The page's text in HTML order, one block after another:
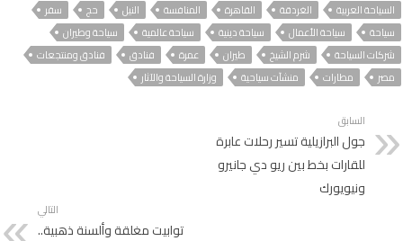
السياحة العربية
الغردقة القاهرة المنافسة النيل حج
سفر
سياحة
سياحة الأعمال سياحة دينية سياحة عالمية
سياحة وطيران
شركات السياحة
شرم الشيخ طيران عمرة فنادق
فنادق ومنتجعات
مصر
مطارات منشآت سياحية وزارة السياحة والآثار
السابق
جول البرازيلية تسير رحلات عابرة
للقارات بخط بين ريو دي جانيرو
ونيويورك
التالي
توابيت مغلقة وألسنة ذهبية..